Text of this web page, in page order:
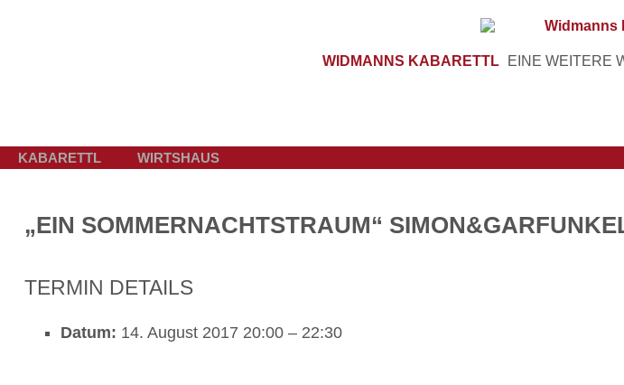
WIDMANNS KABARETTL EINE WEITERE
KABARETTL
WIRTSHAUS
„EIN SOMMERNACHTSTRAUM“
TERMIN DETAILS
Datum: 14. August 2017 20:00– 22:30